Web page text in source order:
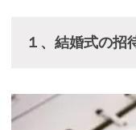
１、結婚式の招